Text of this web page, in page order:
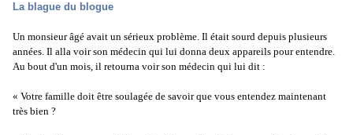
La blague du blogue
Un monsieur âgé avait un sérieux problème. Il était sourd depuis plusieurs
années. Il alla voir son médecin qui lui donna deux appareils pour entendre.
Au bout d'un mois, il retourna voir son médecin qui lui dit :
« Votre famille doit être soulagée de savoir que vous entendez maintenant
très bien ?